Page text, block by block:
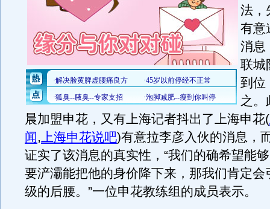
法，
有意
消息
联城
到位
之。
晨加盟申花，又有上海记者抖出了上海申花(
闻,上海申花说吧)有意拉李彦入伙的消息，
证实了该消息的真实性，“我们的确希望能
要浐灞能把他的身价降下来，那我们肯定会
级的后腰。”一位申花教练组的成员表示。